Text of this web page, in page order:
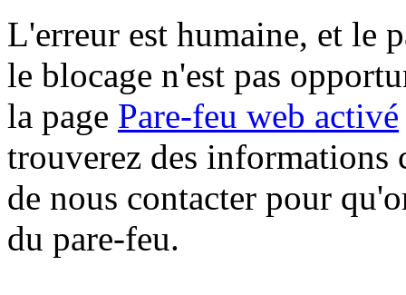
L'erreur est humaine, et le
le blocage n'est pas
la page Pare-feu web activé
trouverez des informations
de nous contacter pour
du pare-feu.